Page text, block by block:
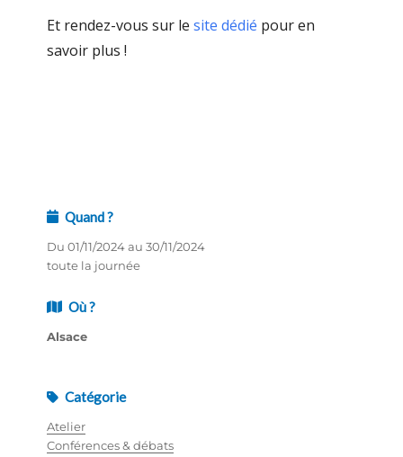
Et rendez-vous sur le site dédié pour en
savoir plus !
Quand ?
Du 01/11/2024 au 30/11/2024
toute la journée
Où ?
Alsace
Catégorie
Atelier
Conférences & débats